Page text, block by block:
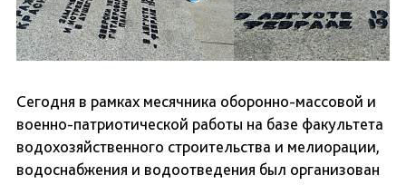
Сегодня в рамках месячника оборонно-массовой и
военно-патриотической работы на базе факультета
водохозяйственного строительства и мелиорации,
водоснабжения и водоотведения был организован